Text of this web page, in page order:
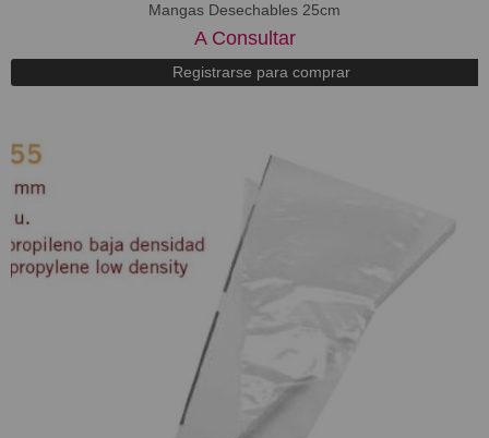
Mangas Desechables 25cm
A Consultar
Registrarse para comprar